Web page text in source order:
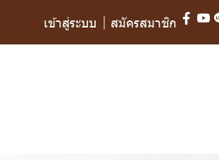
เข้าสู่ระบบ สมัครสมาชิก